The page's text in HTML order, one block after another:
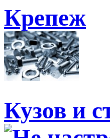
Крепеж
Кузов и